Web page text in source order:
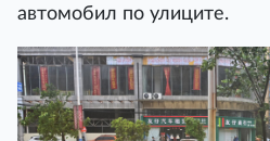
автомобил по улиците.